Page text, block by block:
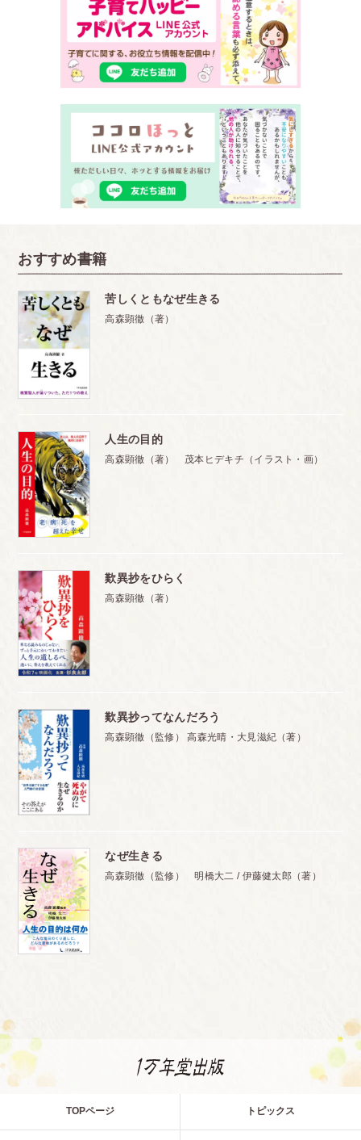
おすすめ書籍
苦しくともなぜ生きる
高森顕徹（著）
人生の目的
高森顕徹（著） 茂本ヒデキチ（イラスト・画）
歎異抄をひらく
高森顕徹（著）
歎異抄ってなんだろう
高森顕徹（監修） 高森光晴・大見滋紀（著）
なぜ生きる
高森顕徹（監修） 明橋大二 / 伊藤健太郎（著）
TOPページ トピックス